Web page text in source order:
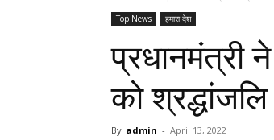
Top News हमारा देश
प्रधानमंत्री
को श्रद्धांजलि
By admin - April 13, 2022